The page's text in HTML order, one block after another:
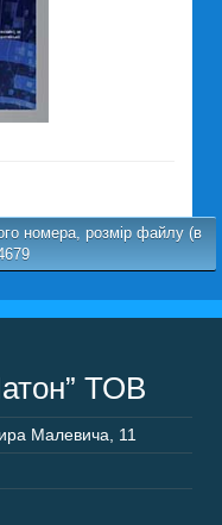
номера, розмір файлу (в
ТОВ
Малевича, 11